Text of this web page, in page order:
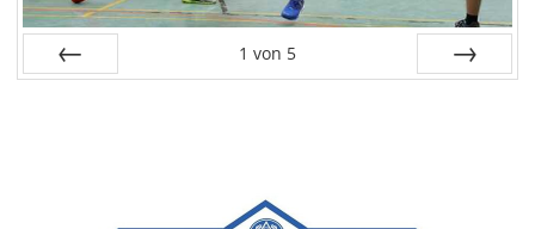
1 von 5